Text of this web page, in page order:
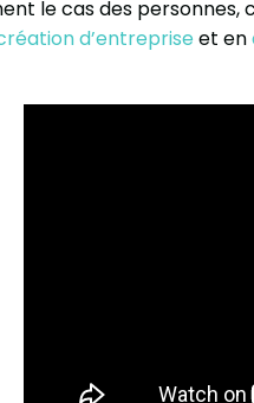
le cas des
d’entreprise et en